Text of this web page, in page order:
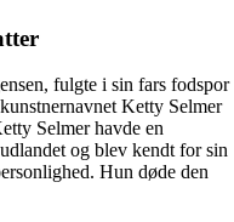
fulgte i sin fars fodspor
Ketty Selmer
Selmer havde en
og blev kendt for sin
Hun døde den